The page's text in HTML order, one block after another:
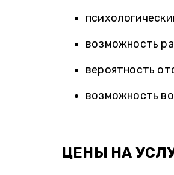
возможность
вероятность
возможность
ЦЕНЫ НА